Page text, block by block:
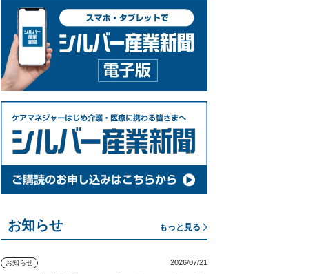
お知らせ もっと見る
お知らせ 2026/07/21